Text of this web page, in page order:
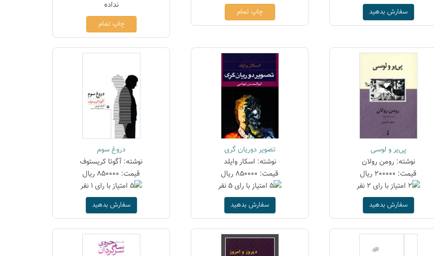
سفارش بدهید چاپ تمام
چاپ تمام
پی‌یر و لوسی
نوشته: رومن رولان
قیمت: 200000 ریال
سفارش بدهید
تصویر دوریان گری
نوشته: اسکار وایلد
قیمت: 850000 ریال
سفارش بدهید
دروغ سوم
نوشته: آگوتا کریستوف
قیمت: 850000 ریال
سفارش بدهید